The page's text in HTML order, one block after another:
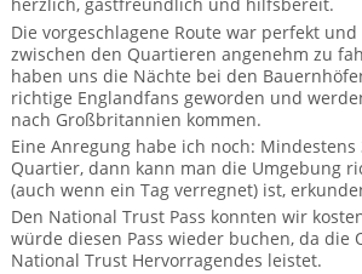
Cornwall
England
Schottland
Wales
Minibustouren
Individualtouren
Wandern in Cornwall (South West Coast Path)
Wandern in England
Wandern in Schottland
Wandern in Wales
Reisen mit Hund
Rosamunde Pilcher Reisen durch Cornwall und
Unsere Familienreisen
Whiskyreisen Schottland
News
Kontakt
Feedback
FAQs
Ablauf Ihrer Reise nach Großbritannien
Anreise nach Großbritannien
Checkliste
Großbritannien - Facts & Figures
Extras
Urlaub in Großbritannien
Versicherungsschutz
herzlich, gastfreundlich und hilfsbereit.
Die vorgeschlagene Route war perfekt und
zwischen den Quartieren angenehm zu
haben uns die Nächte bei den
richtige Englandfans geworden und
nach Großbritannien kommen.
Eine Anregung habe ich noch:
Quartier, dann kann man die Umgebung
(auch wenn ein Tag verregnet) ist,
Den National Trust Pass konnten wir
würde diesen Pass wieder buchen, da die
National Trust Hervorragendes leistet.